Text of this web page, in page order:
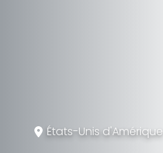
États-Unis d'Amérique